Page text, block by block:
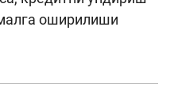
оширилиши